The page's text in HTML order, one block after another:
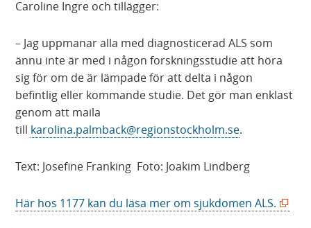
Caroline Ingre och tillägger:
– Jag uppmanar alla med diagnosticerad ALS som
ännu inte är med i någon forskningsstudie att höra
sig för om de är lämpade för att delta i någon
befintlig eller kommande studie. Det gör man enklast
genom att maila
till karolina.palmback@regionstockholm.se.
Text: Josefine Franking Foto: Joakim Lindberg
Här hos 1177 kan du läsa mer om sjukdomen ALS.